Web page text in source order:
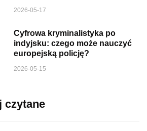
2026-05-17
Cyfrowa kryminalistyka po
indyjsku: czego może nauczyć
europejską policję?
2026-05-15
czytane